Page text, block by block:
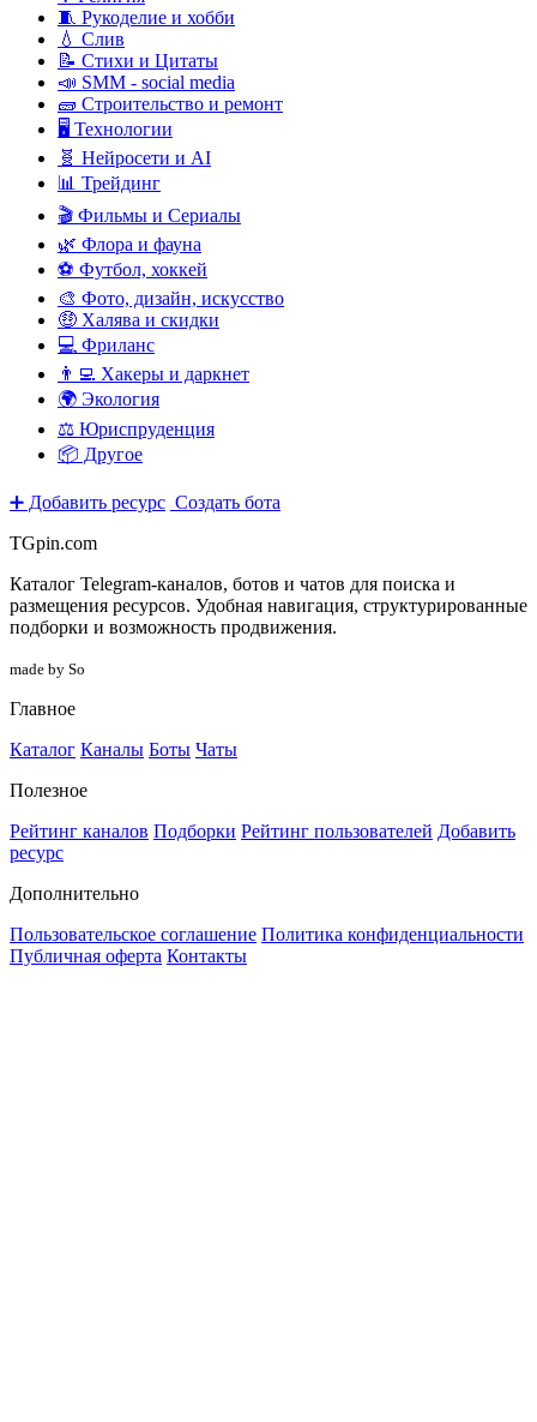
🧵 Рукоделие и хобби
💧 Слив
📝 Стихи и Цитаты
📣 SMM - social media
🧱 Строительство и ремонт
🖥️ Технологии
🧬 Нейросети и AI
📊 Трейдинг
🎬 Фильмы и Сериалы
🌿 Флора и фауна
⚽ Футбол, хоккей
🎨 Фото, дизайн, искусство
🤑 Халява и скидки
💻 Фриланс
👨‍💻 Хакеры и даркнет
🌍 Экология
⚖️ Юриспруденция
📦 Другое
➕ Добавить ресурс Создать бота
TGpin.com
Каталог Telegram-каналов, ботов и чатов для поиска и
размещения ресурсов. Удобная навигация, структурированные
подборки и возможность продвижения.
made by So
Главное
Каталог Каналы Боты Чаты
Полезное
Рейтинг каналов Подборки Рейтинг пользователей Добавить
ресурс
Дополнительно
Пользовательское соглашение Политика конфиденциальности
Публичная оферта Контакты